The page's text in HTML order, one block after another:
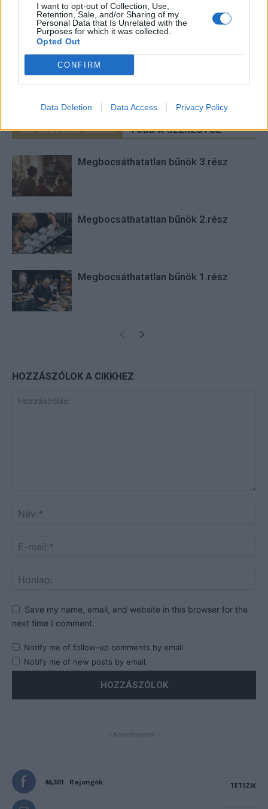
I want to opt-out of Collection, Use,
Retention, Sale, and/or Sharing of my
Personal Data that Is Unrelated with the
Purposes for which it was collected.
Opted Out
CONFIRM
Data Deletion Data Access Privacy Policy
Imre Hilda
Oktatás és nevelés területén dolgozom, de minden
szabadidőmben írok. Szeretek belesni a hétköznapok függönye
mögött. Néha meséket is írok, de gyakrabban novellákat,
cikkeket és apró vicces történeteket.
KAPCSOLÓDÓ CIKKEK TÖBB A SZERZŐTŐL
Megbocsáthatatlan bűnök 3.rész
Megbocsáthatatlan bűnök 2.rész
Megbocsáthatatlan bűnök 1.rész
HOZZÁSZÓLOK A CIKKHEZ
Save my name, email, and website in this browser for the
next time I comment.
Notify me of follow-up comments by email.
Notify me of new posts by email.
- Advertisement -
46,301 Rajongók TETSZIK